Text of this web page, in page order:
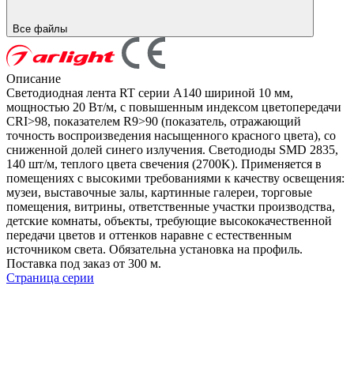
Все файлы
Описание
Светодиодная лента RT серии A140 шириной 10 мм,
мощностью 20 Вт/м, с повышенным индексом цветопередачи
CRI>98, показателем R9>90 (показатель, отражающий
точность воспроизведения насыщенного красного цвета), со
сниженной долей синего излучения. Светодиоды SMD 2835,
140 шт/м, теплого цвета свечения (2700K). Применяется в
помещениях с высокими требованиями к качеству освещения:
музеи, выставочные залы, картинные галереи, торговые
помещения, витрины, ответственные участки производства,
детские комнаты, объекты, требующие высококачественной
передачи цветов и оттенков наравне с естественным
источником света. Обязательна установка на профиль.
Поставка под заказ от 300 м.
Страница серии